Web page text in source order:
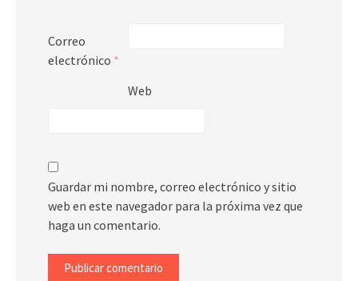
Correo
electrónico *
Web
Guardar mi nombre, correo electrónico y sitio
web en este navegador para la próxima vez que
haga un comentario.